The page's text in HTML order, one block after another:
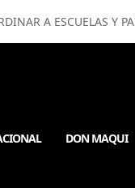
A ESCUELAS Y
DON MAQUI